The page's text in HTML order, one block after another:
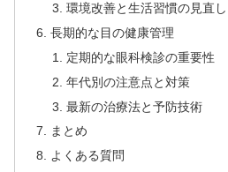
環境改善と生活習慣の見直し
長期的な目の健康管理
定期的な眼科検診の重要性
年代別の注意点と対策
最新の治療法と予防技術
まとめ
よくある質問